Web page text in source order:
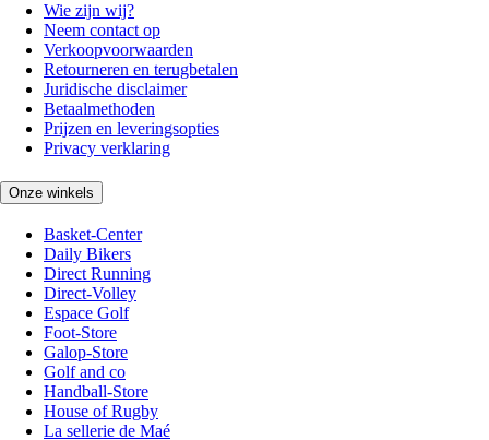
Wie zijn wij?
Neem contact op
Verkoopvoorwaarden
Retourneren en terugbetalen
Juridische disclaimer
Betaalmethoden
Prijzen en leveringsopties
Privacy verklaring
Onze winkels
Basket-Center
Daily Bikers
Direct Running
Direct-Volley
Espace Golf
Foot-Store
Galop-Store
Golf and co
Handball-Store
House of Rugby
La sellerie de Maé